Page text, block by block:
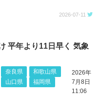
2026-07-11
平年より11日早く 気象
奈良県
和歌山県
山口県
福岡県
2026年
7月8日
11:06